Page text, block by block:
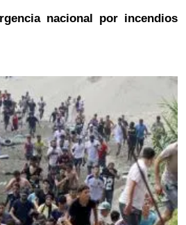
nacional por incendios